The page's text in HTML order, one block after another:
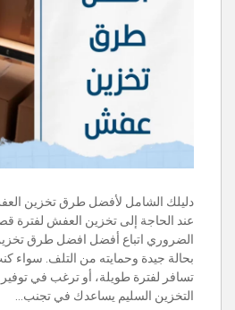
دليلك الشامل لأفضل طرق تخزين
عند الحاجة إلى تخزين العفش لفترة
الضروري اتباع أفضل افضل طرق
بحالة جيدة وحمايته من التلف. سواء
تسافر لفترة طويلة، أو ترغب في
التخزين السليم يساعدك في تجنب…